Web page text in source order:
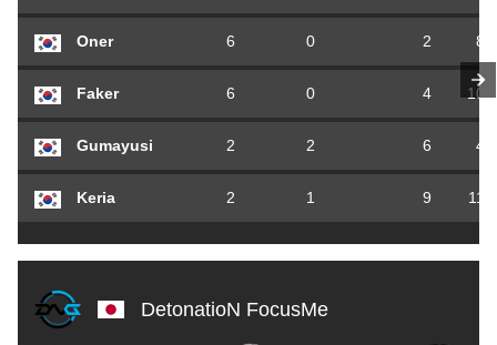
Oner 6 0 2
Faker 6 0 4
Gumayusi 2 2 6
Keria 2 1 9
DetonatioN FocusMe